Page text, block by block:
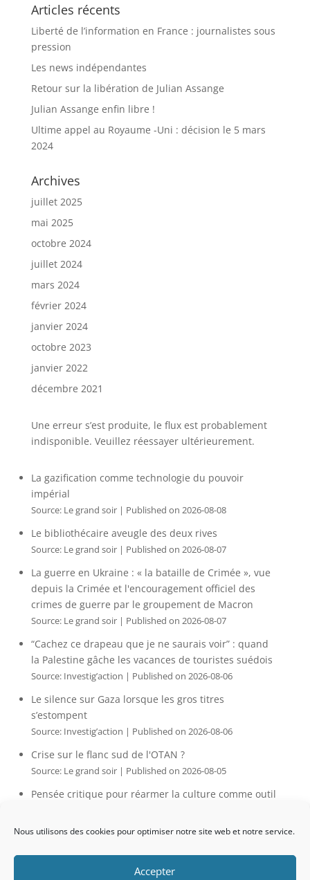
Nous utilisons des cookies pour optimiser notre site web et notre service.
Accepter
Articles récents
Liberté de l’information en France : journalistes sous
pression
Les news indépendantes
Retour sur la libération de Julian Assange
Julian Assange enfin libre !
Ultime appel au Royaume -Uni : décision le 5 mars
2024
Archives
juillet 2025
mai 2025
octobre 2024
juillet 2024
mars 2024
février 2024
janvier 2024
octobre 2023
janvier 2022
décembre 2021
Une erreur s’est produite, le flux est probablement
indisponible. Veuillez réessayer ultérieurement.
La gazification comme technologie du pouvoir
impérial
Source: Le grand soir Published on 2026-08-08
Le bibliothécaire aveugle des deux rives
Source: Le grand soir Published on 2026-08-07
La guerre en Ukraine : « la bataille de Crimée », vue
depuis la Crimée et l'encouragement officiel des
crimes de guerre par le groupement de Macron
Source: Le grand soir Published on 2026-08-07
“Cachez ce drapeau que je ne saurais voir” : quand
la Palestine gâche les vacances de touristes suédois
Source: Investig’action Published on 2026-08-06
Le silence sur Gaza lorsque les gros titres
s’estompent
Source: Investig’action Published on 2026-08-06
Crise sur le flanc sud de l'OTAN ?
Source: Le grand soir Published on 2026-08-05
Pensée critique pour réarmer la culture comme outil
2026 : De la consolation à la manipulation